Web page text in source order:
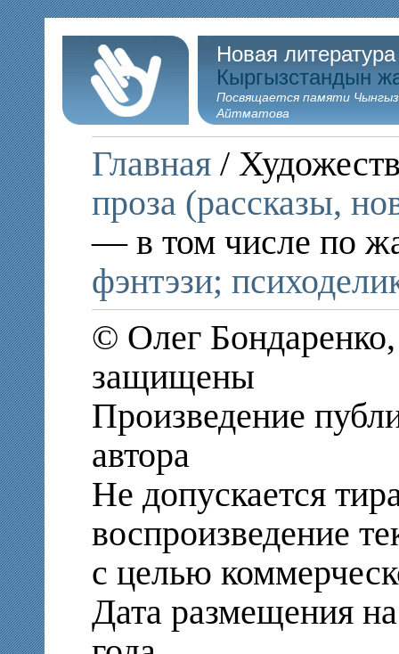
Новая
Кыргызстандын
Посвящается памяти
Айтматова
Главная /
проза (рассказы,
— в том числе по
фэнтэзи;
© Олег
защищены
Произведение
автора
Не допускается
воспроизведение
с целью
Дата размещения